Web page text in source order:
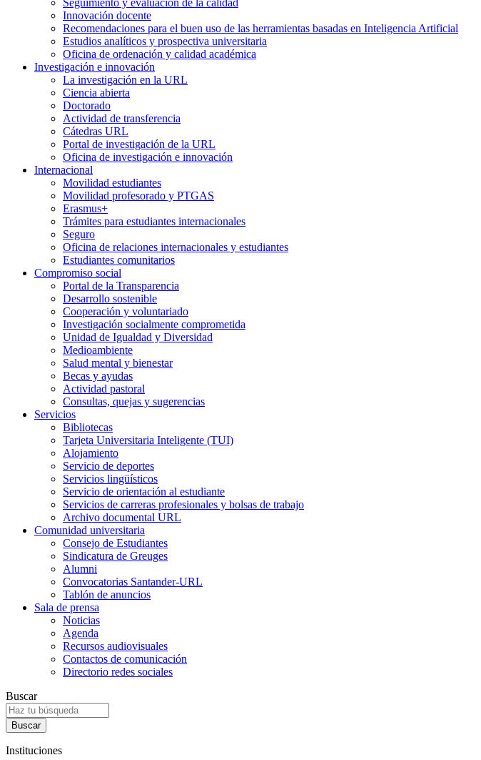
Innovación docente
Recomendaciones para el buen uso de las herramientas basadas en Inteligencia Artificial
Estudios analíticos y prospectiva universitaria
Oficina de ordenación y calidad académica
Investigación e innovación
La investigación en la URL
Ciencia abierta
Doctorado
Actividad de transferencia
Cátedras URL
Portal de investigación de la URL
Oficina de investigación e innovación
Internacional
Movilidad estudiantes
Movilidad profesorado y PTGAS
Erasmus+
Trámites para estudiantes internacionales
Seguro
Oficina de relaciones internacionales y estudiantes
Estudiantes comunitarios
Compromiso social
Portal de la Transparencia
Desarrollo sostenible
Cooperación y voluntariado
Investigación socialmente comprometida
Unidad de Igualdad y Diversidad
Medioambiente
Salud mental y bienestar
Becas y ayudas
Actividad pastoral
Consultas, quejas y sugerencias
Servicios
Bibliotecas
Tarjeta Universitaria Inteligente (TUI)
Alojamiento
Servicio de deportes
Servicios lingüísticos
Servicio de orientación al estudiante
Servicios de carreras profesionales y bolsas de trabajo
Archivo documental URL
Comunidad universitaria
Consejo de Estudiantes
Sindicatura de Greuges
Alumni
Convocatorias Santander-URL
Tablón de anuncios
Sala de prensa
Noticias
Agenda
Recursos audiovisuales
Contactos de comunicación
Directorio redes sociales
Buscar
Instituciones